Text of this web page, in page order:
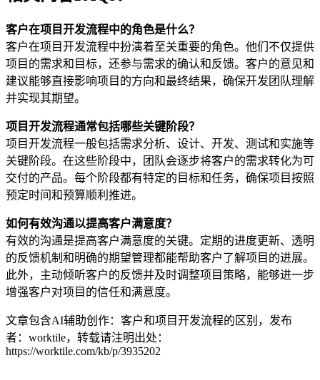
客户在项目开发流程中的角色是什么？
客户在项目开发流程中扮演着至关重要的角色。他们不仅提供
项目的需求和目标，还参与需求的确认和反馈。客户的意见和
建议能够直接影响项目的方向和最终结果，确保开发团队理解
并实现其期望。
项目开发流程通常包括哪些关键阶段？
项目开发流程一般包括需求分析、设计、开发、测试和实施等
关键阶段。在这些阶段中，团队会逐步将客户的需求转化为可
交付的产品。每个阶段都有特定的目标和任务，确保项目按照
预定时间和预算顺利推进。
如何有效沟通以提高客户满意度？
有效的沟通是提高客户满意度的关键。定期的进度更新、透明
的反馈机制和明确的期望管理都能帮助客户了解项目的进展。
此外，主动倾听客户的反馈并及时调整项目策略，能够进一步
增强客户对项目的信任和满意度。
文章包含AI辅助创作：客户和项目开发流程的区别，发布
者：worktile，转载请注明出处：
https://worktile.com/kb/p/3935202